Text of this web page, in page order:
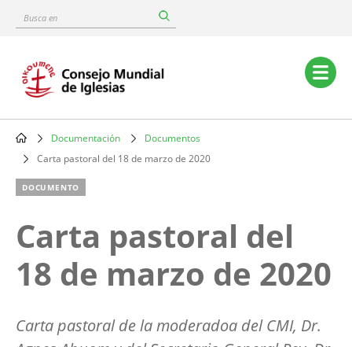
content
Busca
Main
navigation
Breadcrumb
Documentación
Documentos
Carta pastoral del 18 de marzo de 2020
DOCUMENTO
Carta pastoral del
18 de marzo de 2020
Carta pastoral de la moderadoa del CMI, Dr.